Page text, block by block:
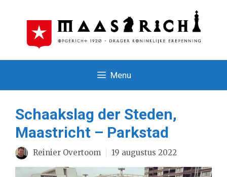
Menu
Schaakslag der Steden,
Maastricht – Parkstad
Reinier Overtoom 19 augustus 2022